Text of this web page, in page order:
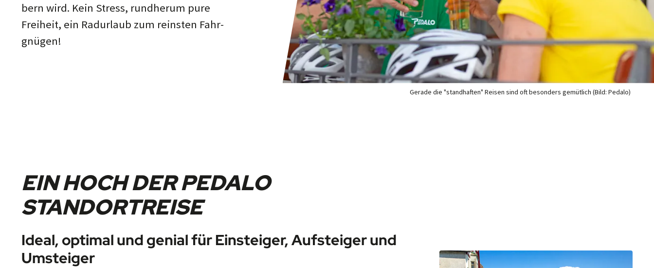
bern wird. Kein Stress, rund­he­rum pu­re
Frei­heit, ein Rad­ur­laub zum reins­ten Fahr­
gnügen!
Gerade die "stand­haf­ten" Rei­sen sind oft be­son­ders ge­müt­lich (Bild: Pedalo)
EIN HOCH DER PEDALO
STANDORTREISE
Ideal, opti­mal und ge­nial für Ein­stei­ger, Auf­stei­ger und
Um­steiger